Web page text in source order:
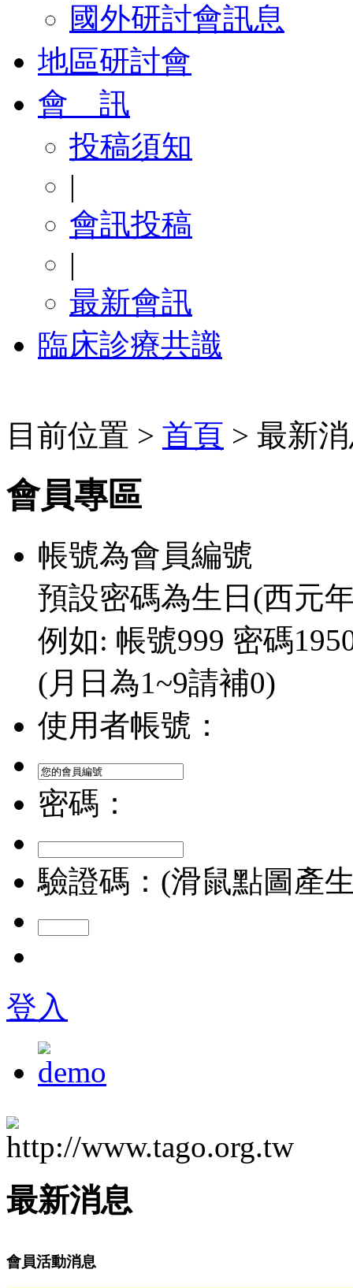
國外研討會訊息
地區研討會
會 訊
投稿須知
|
會訊投稿
|
最新會訊
臨床診療共識
目前位置 > 首頁 > 最新
會員專區
帳號為會員編號
預設密碼為生日(西元
例如: 帳號999 密碼
(月日為1~9請補0)
使用者帳號：
密碼：
驗證碼：(滑鼠點圖產
登入
最新消息
會員活動消息